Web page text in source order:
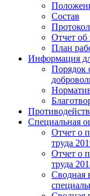
Состав
Отчет об
План
Информация
Порядок
Специальная
Отчет о
труда
Отчет о
труда
Сводная